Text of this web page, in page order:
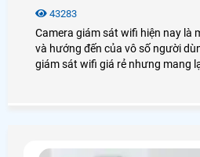
43283
Camera giám sát wifi hiện nay là
và hướng đến của vô số người dùng
giám sát wifi giá rẻ nhưng mang